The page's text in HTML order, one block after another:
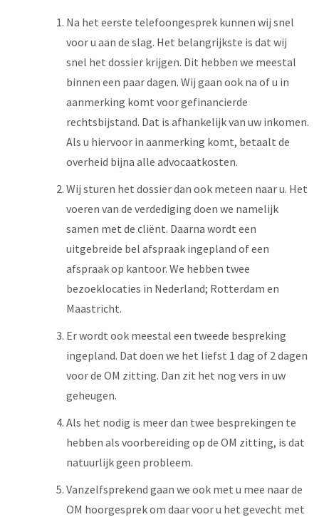
Na het eerste telefoongesprek kunnen wij snel
voor u aan de slag. Het belangrijkste is dat wij
snel het dossier krijgen. Dit hebben we meestal
binnen een paar dagen. Wij gaan ook na of u in
aanmerking komt voor gefinancierde
rechtsbijstand. Dat is afhankelijk van uw inkomen.
Als u hiervoor in aanmerking komt, betaalt de
overheid bijna alle advocaatkosten.
Wij sturen het dossier dan ook meteen naar u. Het
voeren van de verdediging doen we namelijk
samen met de cliënt. Daarna wordt een
uitgebreide bel afspraak ingepland of een
afspraak op kantoor. We hebben twee
bezoeklocaties in Nederland; Rotterdam en
Maastricht.
Er wordt ook meestal een tweede bespreking
ingepland. Dat doen we het liefst 1 dag of 2 dagen
voor de OM zitting. Dan zit het nog vers in uw
geheugen.
Als het nodig is meer dan twee besprekingen te
hebben als voorbereiding op de OM zitting, is dat
natuurlijk geen probleem.
Vanzelfsprekend gaan we ook met u mee naar de
OM hoorgesprek om daar voor u het gevecht met